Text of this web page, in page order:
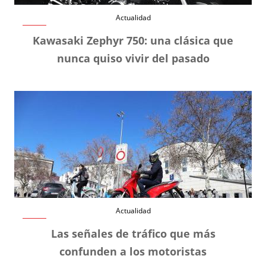
Actualidad
Kawasaki Zephyr 750: una clásica que
nunca quiso vivir del pasado
Actualidad
Las señales de tráfico que más
confunden a los motoristas